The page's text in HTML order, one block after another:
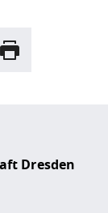
Link zur
Drucken
Dresden